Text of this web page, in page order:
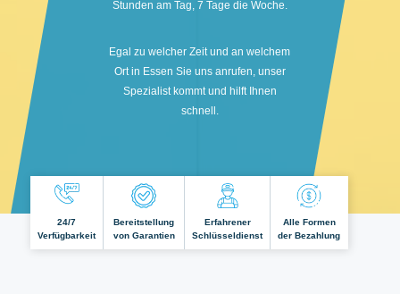
Stunden am Tag, 7 Tage die Woche.
Egal zu welcher Zeit und an welchem
Ort in Essen Sie uns anrufen, unser
Spezialist kommt und hilft Ihnen
schnell.
24/7
Verfügbarkeit
Bereitstellung
von Garantien
Erfahrener
Schlüsseldienst
Alle Formen
der Bezahlung